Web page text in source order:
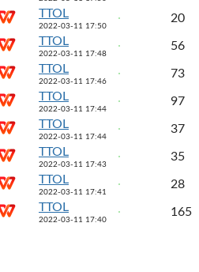
TTOL
2022-03-11 17:50
20
TTOL
2022-03-11 17:48
56
TTOL
2022-03-11 17:46
73
TTOL
2022-03-11 17:44
97
TTOL
2022-03-11 17:44
37
TTOL
2022-03-11 17:43
35
TTOL
2022-03-11 17:41
28
TTOL
2022-03-11 17:40
165